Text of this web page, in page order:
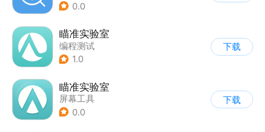
0.0
瞄准实验室
编程测试
1.0
下载
瞄准实验室
屏幕工具
0.0
下载